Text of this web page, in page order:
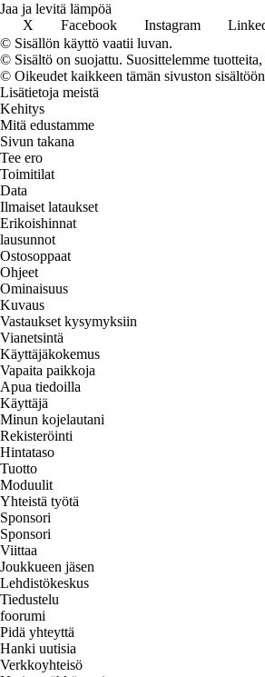
Jaa ja levitä lämpöä
X
Facebook Instagram
© Sisällön käyttö vaatii luvan.
© Sisältö on suojattu. Suosittelemme
© Oikeudet kaikkeen tämän sivuston
Lisätietoja meistä
Kehitys
Mitä edustamme
Sivun takana
Tee ero
Toimitilat
Data
Ilmaiset lataukset
Erikoishinnat
lausunnot
Ostosoppaat
Ohjeet
Ominaisuus
Kuvaus
Vastaukset kysymyksiin
Vianetsintä
Käyttäjäkokemus
Vapaita paikkoja
Apua tiedoilla
Käyttäjä
Minun kojelautani
Rekisteröinti
Hintataso
Tuotto
Moduulit
Yhteistä työtä
Sponsori
Sponsori
Viittaa
Joukkueen jäsen
Lehdistökeskus
Tiedustelu
foorumi
Pidä yhteyttä
Hanki uutisia
Verkkoyhteisö